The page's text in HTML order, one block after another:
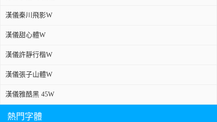
漢儀秦川飛影W
漢儀甜心體W
漢儀許靜行楷W
漢儀張子山體W
漢儀雅酷黑 45W
熱門字體